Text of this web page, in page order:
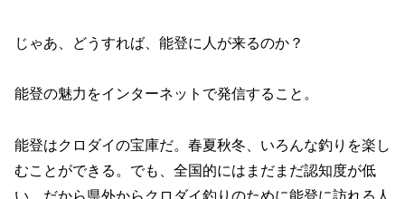
じゃあ、どうすれば、能登に人が来るのか？
能登の魅力をインターネットで発信すること。
能登はクロダイの宝庫だ。春夏秋冬、いろんな釣りを楽し
むことができる。でも、全国的にはまだまだ認知度が低